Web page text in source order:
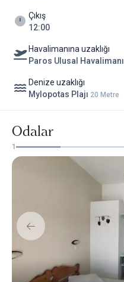
Çıkış
12:00
Havalimanına uzaklığı
Paros Ulusal Havalimanı
Denize uzaklığı
Mylopotas Plajı 20 Metre
Odalar
1